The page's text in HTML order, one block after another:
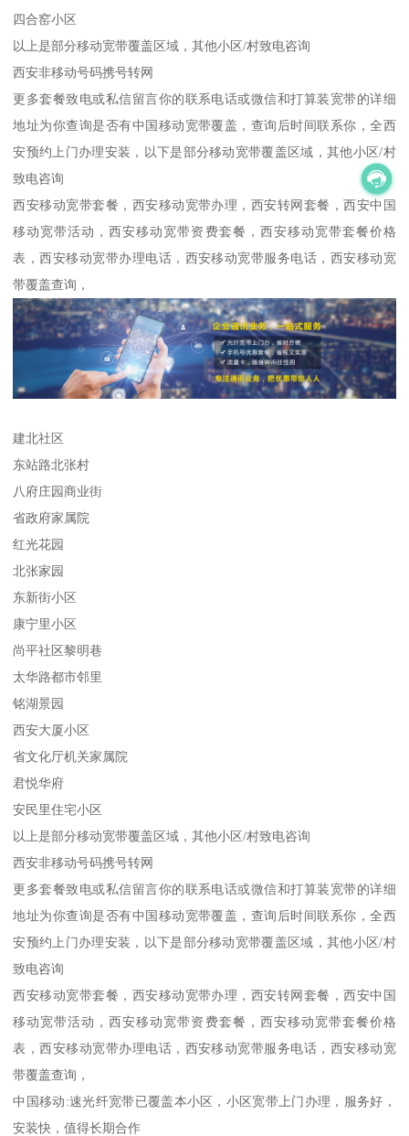
四合窑小区
以上是部分移动宽带覆盖区域，其他小区/村致电咨询
西安非移动号码携号转网
更多套餐致电或私信留言你的联系电话或微信和打算装宽带的详细
地址为你查询是否有中国移动宽带覆盖，查询后时间联系你，全西
安预约上门办理安装，以下是部分移动宽带覆盖区域，其他小区/村
致电咨询
西安移动宽带套餐，西安移动宽带办理，西安转网套餐，西安中国
移动宽带活动，西安移动宽带资费套餐，西安移动宽带套餐价格
表，西安移动宽带办理电话，西安移动宽带服务电话，西安移动宽
带覆盖查询，
建北社区
东站路北张村
八府庄园商业街
省政府家属院
红光花园
北张家园
东新街小区
康宁里小区
尚平社区黎明巷
太华路都市邻里
铭湖景园
西安大厦小区
省文化厅机关家属院
君悦华府
安民里住宅小区
以上是部分移动宽带覆盖区域，其他小区/村致电咨询
西安非移动号码携号转网
更多套餐致电或私信留言你的联系电话或微信和打算装宽带的详细
地址为你查询是否有中国移动宽带覆盖，查询后时间联系你，全西
安预约上门办理安装，以下是部分移动宽带覆盖区域，其他小区/村
致电咨询
西安移动宽带套餐，西安移动宽带办理，西安转网套餐，西安中国
移动宽带活动，西安移动宽带资费套餐，西安移动宽带套餐价格
表，西安移动宽带办理电话，西安移动宽带服务电话，西安移动宽
带覆盖查询，
中国移动:速光纤宽带已覆盖本小区，小区宽带上门办理，服务好，
安装快，值得长期合作